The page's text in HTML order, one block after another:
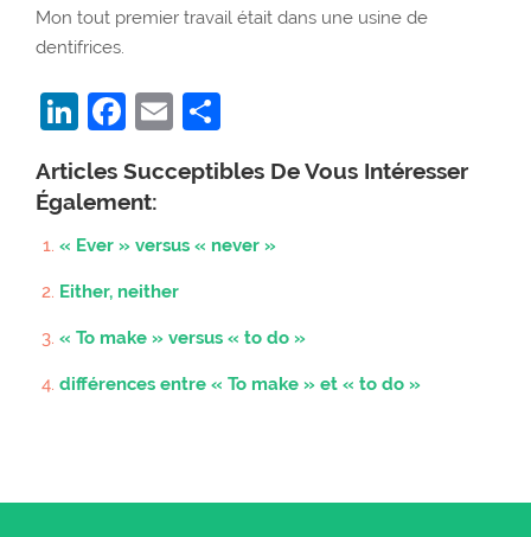
Mon tout premier travail était dans une usine de
dentifrices.
LinkedIn
Facebook
Email
Articles Succeptibles De Vous Intéresser
Également:
« Ever » versus « never »
Either, neither
« To make » versus « to do »
différences entre « To make » et « to do »